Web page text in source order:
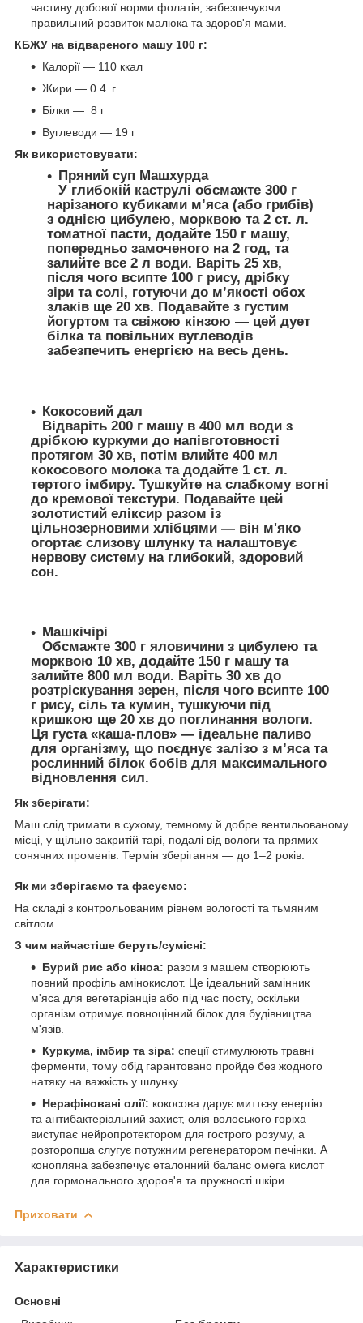
частину добової норми фолатів, забезпечуючи
правильний розвиток малюка та здоров'я мами.
КБЖУ на відвареного машу 100 г:
Калорії — 110 ккал
Жири — 0.4 г
Білки — 8 г
Вуглеводи — 19 г
Як використовувати:
Пряний суп Машхурда
У глибокій каструлі обсмажте 300 г
нарізаного кубиками м’яса (або грибів)
з однією цибулею, морквою та 2 ст. л.
томатної пасти, додайте 150 г машу,
попередньо замоченого на 2 год, та
залийте все 2 л води. Варіть 25 хв,
після чого всипте 100 г рису, дрібку
зіри та солі, готуючи до м’якості обох
злаків ще 20 хв. Подавайте з густим
йогуртом та свіжою кінзою — цей дует
білка та повільних вуглеводів
забезпечить енергією на весь день.
Кокосовий дал
Відваріть 200 г машу в 400 мл води з
дрібкою куркуми до напівготовності
протягом 30 хв, потім влийте 400 мл
кокосового молока та додайте 1 ст. л.
тертого імбиру. Тушкуйте на слабкому вогні
до кремової текстури. Подавайте цей
золотистий еліксир разом із
цільнозерновими хлібцями — він м'яко
огортає слизову шлунку та налаштовує
нервову систему на глибокий, здоровий
сон.
Машкічірі
Обсмажте 300 г яловичини з цибулею та
морквою 10 хв, додайте 150 г машу та
залийте 800 мл води. Варіть 30 хв до
розтріскування зерен, після чого всипте 100
г рису, сіль та кумин, тушкуючи під
кришкою ще 20 хв до поглинання вологи.
Ця густа «каша-плов» — ідеальне паливо
для організму, що поєднує залізо з м’яса та
рослинний білок бобів для максимального
відновлення сил.
Як зберігати:
Маш слід тримати в сухому, темному й добре вентильованому
місці, у щільно закритій тарі, подалі від вологи та прямих
сонячних променів. Термін зберігання — до 1–2 років.
Як ми зберігаємо та фасуємо:
На складі з контрольованим рівнем вологості та тьмяним
світлом.
З чим найчастіше беруть/cумісні:
Бурий рис або кіноа: разом з машем створюють
повний профіль амінокислот. Це ідеальний замінник
м'яса для вегетаріанців або під час посту, оскільки
організм отримує повноцінний білок для будівництва
м'язів.
Куркума, імбир та зіра: спеції стимулюють травні
ферменти, тому обід гарантовано пройде без жодного
натяку на важкість у шлунку.
Нерафіновані олії: кокосова дарує миттєву енергію
та антибактеріальний захист, олія волоського горіха
виступає нейропротектором для гострого розуму, а
розторопша слугує потужним регенератором печінки. А
конопляна забезпечує еталонний баланс омега кислот
для гормонального здоров'я та пружності шкіри.
Приховати
Характеристики
Основні